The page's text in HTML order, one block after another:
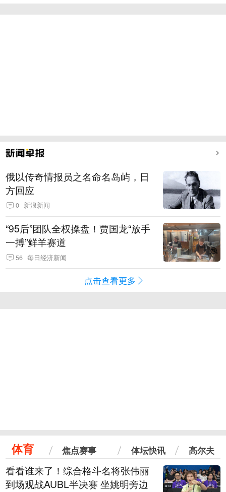
俄以传奇情报员之名命名岛屿，日
方回应
0 新浪新闻
“95后”团队全权操盘！贾国龙“放手
一搏”鲜羊赛道
56 每日经济新闻
点击查看更多
体育 焦点赛事 体坛快讯 高尔夫
看看谁来了！综合格斗名将张伟丽
到场观战AUBL半决赛 坐姚明旁边